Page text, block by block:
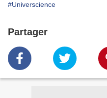
#Universcience
Partager